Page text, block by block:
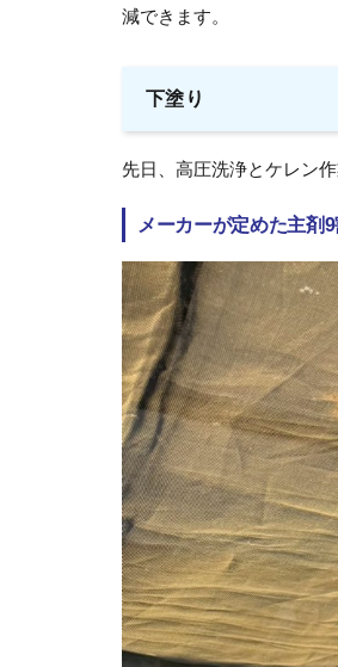
減できます。
下塗り
先日、高圧洗浄とケレン
メーカーが定めた主剤